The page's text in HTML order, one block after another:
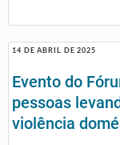
14 DE ABRIL DE 2025
Evento do
pessoas
violência